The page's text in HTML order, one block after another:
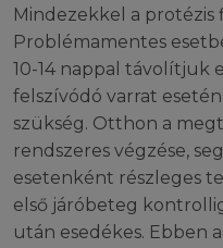
Mindezekkel a protézis
Problémamentes
10-14 nappal távolítjuk
felszívódó varrat
szükség. Otthon a
rendszeres végzése,
esetenként részleges
első járóbeteg
után esedékes. Ebben